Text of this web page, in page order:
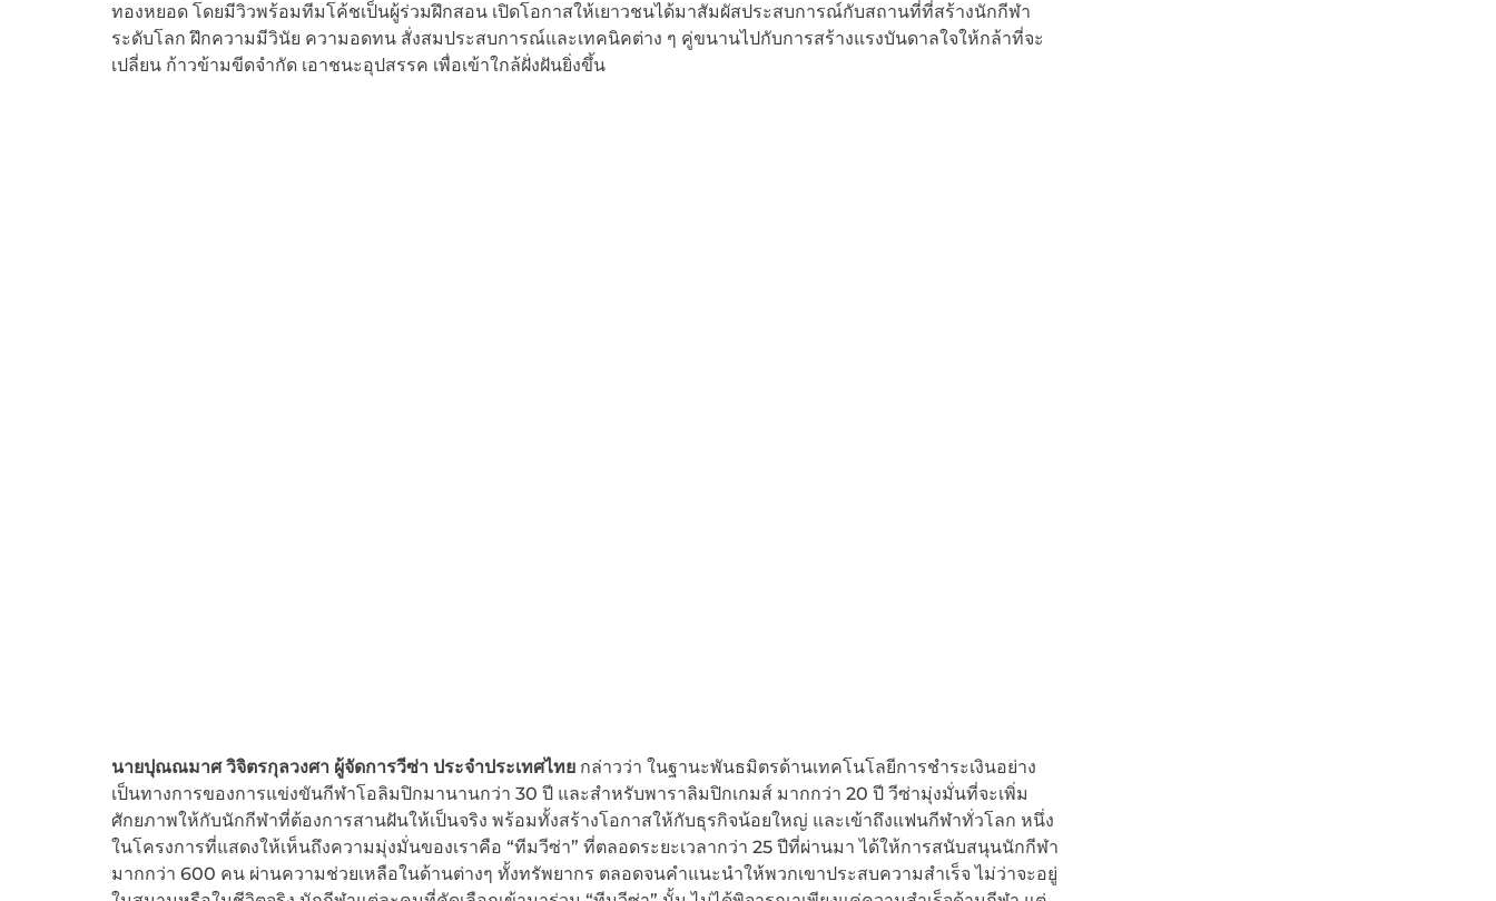
ทองหยอด โดยมีวิวพร้อมทีมโค้ชเป็นผู้ร่วมฝึกสอน เปิดโอกาสให้เยาวชนได้มาสัมผัสประสบการณ์กับสถานที่ที่สร้างนักกีฬา
ระดับโลก ฝึกความมีวินัย ความอดทน สั่งสมประสบการณ์และเทคนิคต่าง ๆ คู่ขนานไปกับการสร้างแรงบันดาลใจให้กล้าที่จะ
เปลี่ยน ก้าวข้ามขีดจำกัด เอาชนะอุปสรรค เพื่อเข้าใกล้ฝั่งฝันยิ่งขึ้น
นายปุณณมาศ วิจิตรกุลวงศา ผู้จัดการวีซ่า ประจำประเทศไทยกล่าวว่า ในฐานะพันธมิตรด้านเทคโนโลยีการชำระเงินอย่าง
เป็นทางการของการแข่งขันกีฬาโอลิมปิกมานานกว่า 30 ปี และสำหรับพาราลิมปิกเกมส์ มากกว่า 20 ปี วีซ่ามุ่งมั่นที่จะเพิ่ม
ศักยภาพให้กับนักกีฬาที่ต้องการสานฝันให้เป็นจริง พร้อมทั้งสร้างโอกาสให้กับธุรกิจน้อยใหญ่ และเข้าถึงแฟนกีฬาทั่วโลก หนึ่ง
ในโครงการที่แสดงให้เห็นถึงความมุ่งมั่นของเราคือ “ทีมวีซ่า” ที่ตลอดระยะเวลากว่า 25 ปีที่ผ่านมา ได้ให้การสนับสนุนนักกีฬา
มากกว่า 600 คน ผ่านความช่วยเหลือในด้านต่างๆ ทั้งทรัพยากร ตลอดจนคำแนะนำให้พวกเขาประสบความสำเร็จ ไม่ว่าจะอยู่